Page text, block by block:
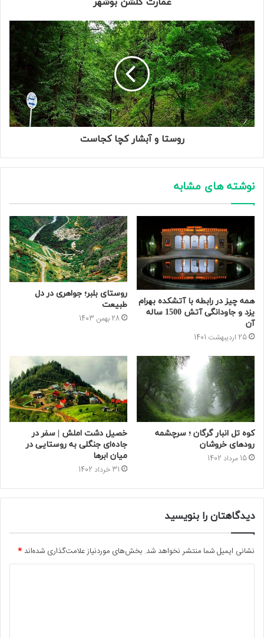
روستا و آبشار کچا کجاست
نوشته های مشابه
همه چیز در رابطه با آتشکده بهرام
یزد و جاودانگی آتش 1500 ساله
آن
25 اردیبهشت 1401
روستای بلبر؛ جواهری در دل
طبیعت
28 بهمن 1403
کوه تل انبار گرگان ؛ سرچشمه
رودهای خروشان
15 مرداد 1402
خصیل دشت املش | سفر در
جاده‌ای جنگلی به روستایی در
میان ابرها
31 خرداد 1402
دیدگاهتان را بنویسید
نشانی ایمیل شما منتشر نخواهد شد. بخش‌های موردنیاز علامت‌گذاری شده‌اند*